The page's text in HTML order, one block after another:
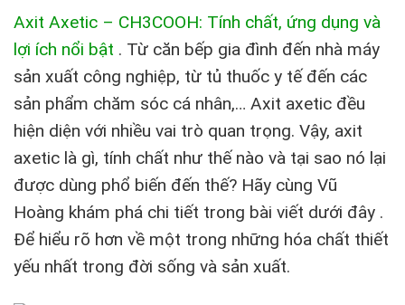
Axit Axetic – CH3COOH: Tính chất, ứng dụng và
lợi ích nổi bật . Từ căn bếp gia đình đến nhà máy
sản xuất công nghiệp, từ tủ thuốc y tế đến các
sản phẩm chăm sóc cá nhân,… Axit axetic đều
hiện diện với nhiều vai trò quan trọng. Vậy, axit
axetic là gì, tính chất như thế nào và tại sao nó lại
được dùng phổ biến đến thế? Hãy cùng Vũ
Hoàng khám phá chi tiết trong bài viết dưới đây .
Để hiểu rõ hơn về một trong những hóa chất thiết
yếu nhất trong đời sống và sản xuất.